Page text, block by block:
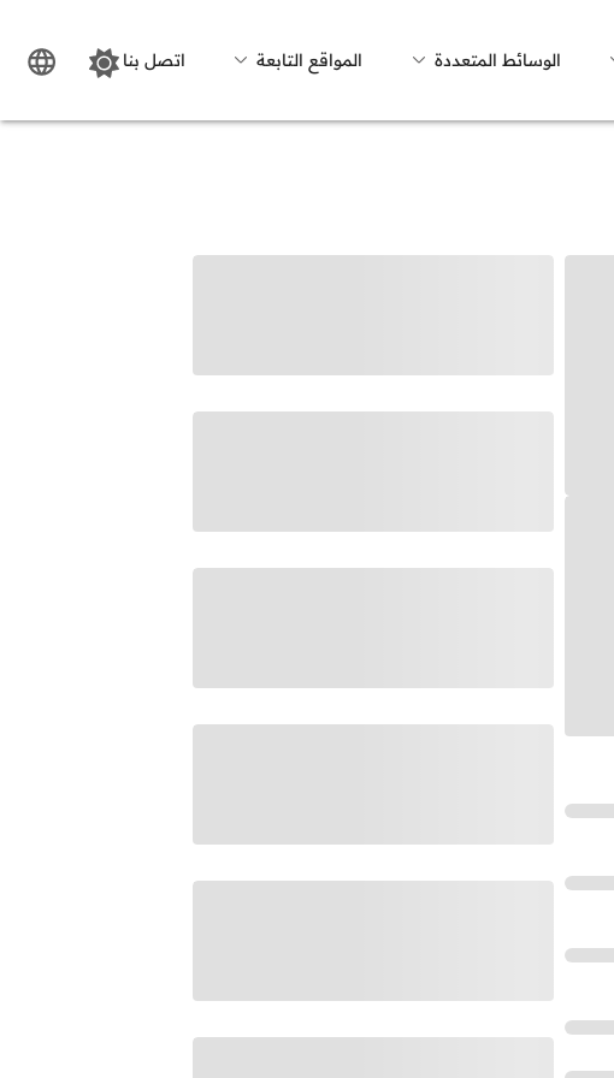
الوسائط المتعددة المواقع التابعة اتصل بنا